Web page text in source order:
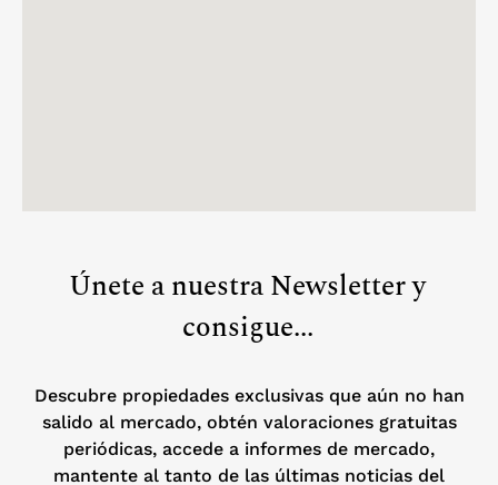
Únete a nuestra Newsletter y
consigue...
Descubre propiedades exclusivas que aún no han
salido al mercado, obtén valoraciones gratuitas
periódicas, accede a informes de mercado,
mantente al tanto de las últimas noticias del